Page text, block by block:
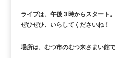
ライブは、午後３時からスタート
ぜひぜひ、いらしてくださいね！
場所は、むつ市のむつ来さまい館で